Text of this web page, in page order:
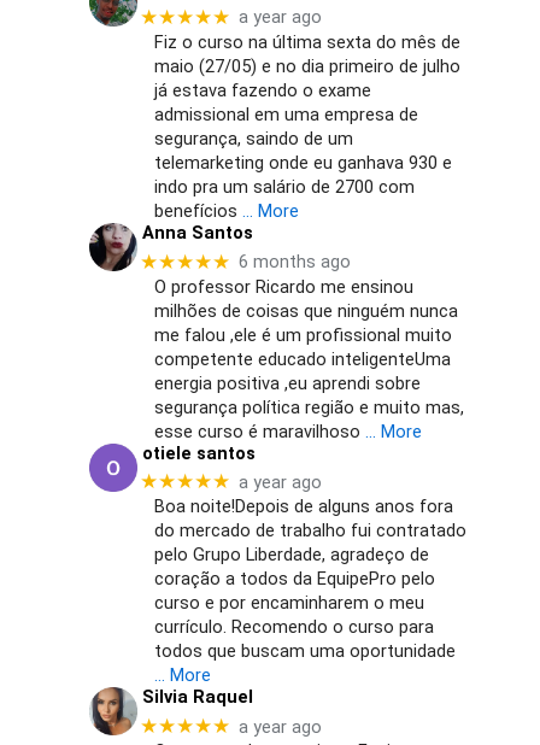
★★★★★ a year ago
Fiz o curso na última sexta do mês de
maio (27/05) e no dia primeiro de julho
já estava fazendo o exame
admissional em uma empresa de
segurança, saindo de um
telemarketing onde eu ganhava 930 e
indo pra um salário de 2700 com
benefícios … More
Anna Santos
★★★★★ 6 months ago
O professor Ricardo me ensinou
milhões de coisas que ninguém nunca
me falou ,ele é um profissional muito
competente educado inteligenteUma
energia positiva ,eu aprendi sobre
segurança política região e muito mas,
esse curso é maravilhoso
… More
otiele santos
★★★★★ a year ago
Boa noite!Depois de alguns anos fora
do mercado de trabalho fui contratado
pelo Grupo Liberdade, agradeço de
coração a todos da EquipePro pelo
curso e por encaminharem o meu
currículo. Recomendo o curso para
todos que buscam uma oportunidade
… More
Silvia Raquel
★★★★★ a year ago